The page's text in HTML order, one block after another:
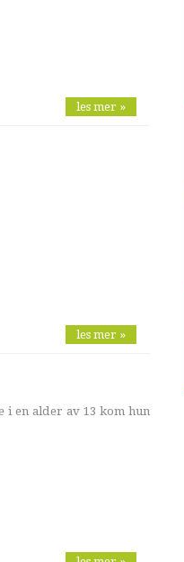
les mer »
les mer »
i en alder av 13 kom hun